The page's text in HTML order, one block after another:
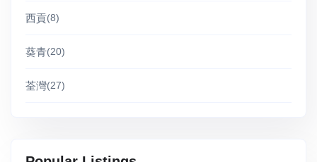
西貢(8)
葵青(20)
荃灣(27)